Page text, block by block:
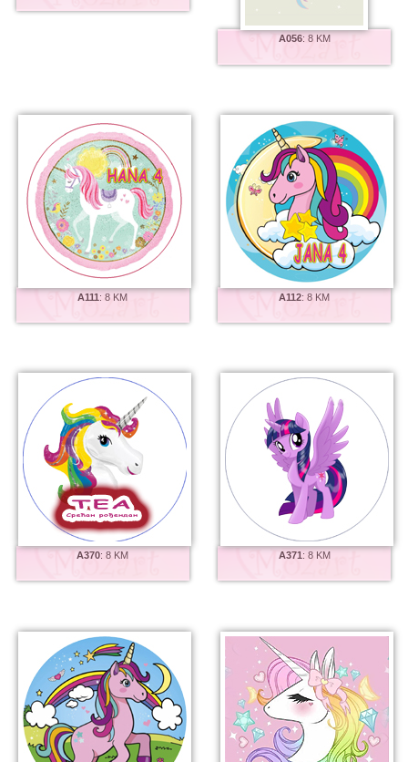
A056: 8 KM
A111 :8 KM A112:8 KM
A370:8 KM A371 : 8 KM